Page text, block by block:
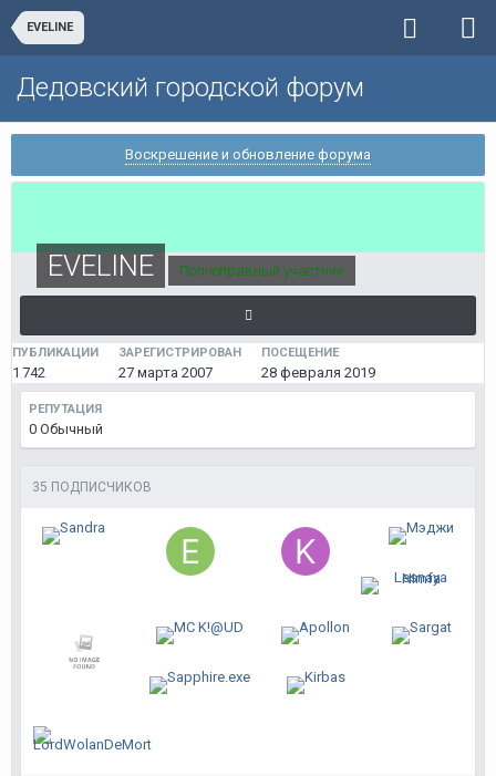
EVELINE
Дедовский городской форум
Воскрешение и обновление форума
EVELINE Полноправный участник
ПУБЛИКАЦИИ
1 742
ЗАРЕГИСТРИРОВАН
27 марта 2007
ПОСЕЩЕНИЕ
28 февраля 2019
РЕПУТАЦИЯ
0 Обычный
35 ПОДПИСЧИКОВ